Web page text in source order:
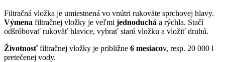
Filtračná vložka je umiestnená vo vnútri rukoväte sprchovej hlavy.
Výmena filtračnej vložky je veľmi jednoduchá a rýchla. Stačí
odšróbovať rukoväť hlavice, vybrať starú vložku a vložiť druhú.
Životnosťfiltračnej vložky je približne 6 mesiacov, resp. 20 000 l
pretečenej vody.